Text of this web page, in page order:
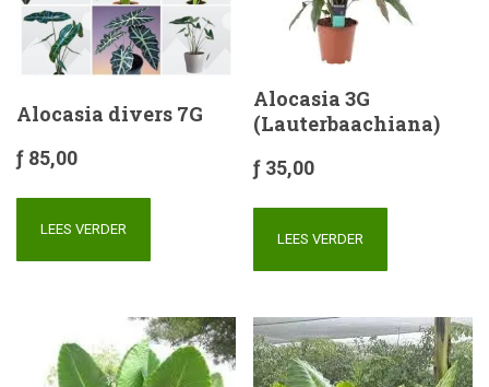
Alocasia divers 7G
ƒ 85,00
LEES VERDER
Alocasia 3G
(Lauterbaachiana)
ƒ 35,00
LEES VERDER